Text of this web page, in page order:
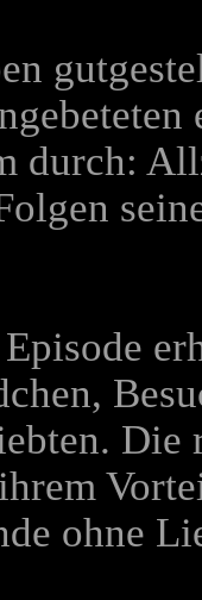
durch:
ohne